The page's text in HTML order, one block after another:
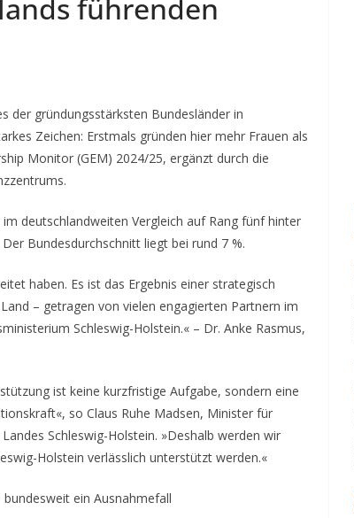
führenden
der gründungsstärksten Bundesländer in
Zeichen: Erstmals gründen hier mehr Frauen als
Monitor (GEM) 2024/25, ergänzt durch die
deutschlandweiten Vergleich auf Rang fünf hinter
Bundesdurchschnitt liegt bei rund 7 %.
haben. Es ist das Ergebnis einer strategisch
– getragen von vielen engagierten Partnern im
Schleswig-Holstein.« – Dr. Anke Rasmus,
ist keine kurzfristige Aufgabe, sondern eine
so Claus Ruhe Madsen, Minister für
Schleswig-Holstein. »Deshalb werden wir
Holstein verlässlich unterstützt werden.«
ein Ausnahmefall